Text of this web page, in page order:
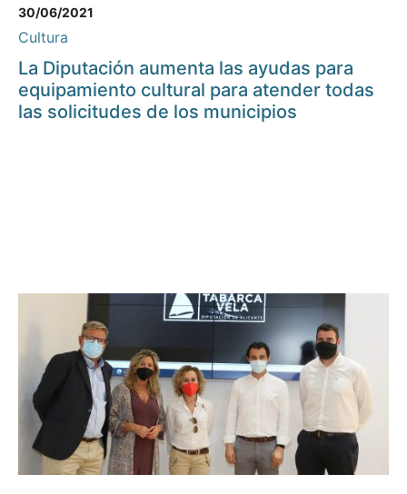
30/06/2021
Cultura
La Diputación aumenta las ayudas para
equipamiento cultural para atender todas
las solicitudes de los municipios